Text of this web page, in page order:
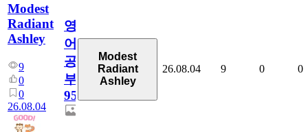
Modest
Radiant
Ashley
9
0
0
26.08.04
영
어
공
부
95
Modest
Radiant
Ashley
26.08.04 9 0 0